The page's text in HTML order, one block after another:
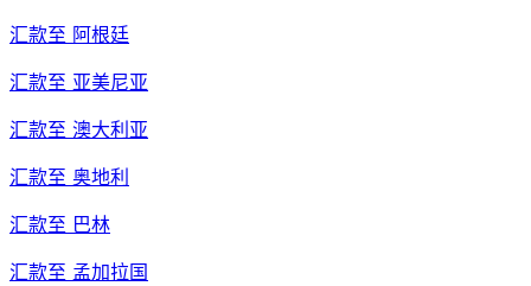
汇款至 阿根廷
汇款至 亚美尼亚
汇款至 澳大利亚
汇款至 奥地利
汇款至 巴林
汇款至 孟加拉国